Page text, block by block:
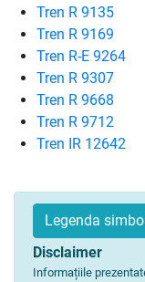
Tren R 9135
Tren R 9169
Tren R-E 9264
Tren R 9307
Tren R 9668
Tren R 9712
Tren IR 12642
Legenda
Disclaimer
Informațiile